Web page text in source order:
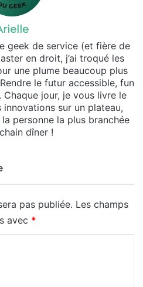
geek de service (et fière de
en droit, j’ai troqué les
une plume beaucoup plus
le futur accessible, fun
jour, je vous livre le
sur un plateau,
personne la plus branchée
dîner !
pas publiée. Les champs
avec *